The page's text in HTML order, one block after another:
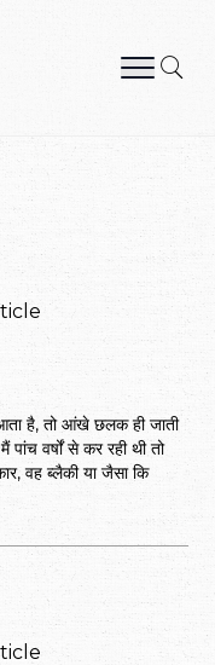
है, तो आंखे छलक ही जाती
वर्षों से कर रही थी तो
वह ब्लैकी या जैसा कि